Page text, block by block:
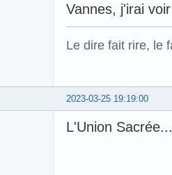
Vannes, j'irai
Le dire fait rire, le
2023-03-25 19:19:00
L'Union Sacrée...